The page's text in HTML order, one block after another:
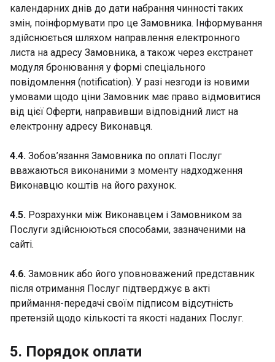
календарних днів до дати набрання чинності таких
змін, поінформувати про це Замовника. Інформування
здійснюється шляхом направлення електронного
листа на адресу Замовника, а також через екстранет
модуля бронювання у формі спеціального
повідомлення (notification). У разі незгоди із новими
умовами щодо ціни Замовник має право відмовитися
від цієї Оферти, направивши відповідний лист на
електронну адресу Виконавця.
4.4. Зобов’язання Замовника по оплаті Послуг
вважаються виконаними з моменту надходження
Виконавцю коштів на його рахунок.
4.5. Розрахунки між Виконавцем і Замовником за
Послуги здійснюються способами, зазначеними на
сайті.
4.6. Замовник або його уповноважений представник
після отримання Послуг підтверджує в акті
приймання-передачі своїм підписом відсутність
претензій щодо кількості та якості наданих Послуг.
5. Порядок оплати